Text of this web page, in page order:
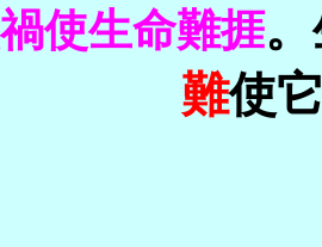
使生命難捱
難使